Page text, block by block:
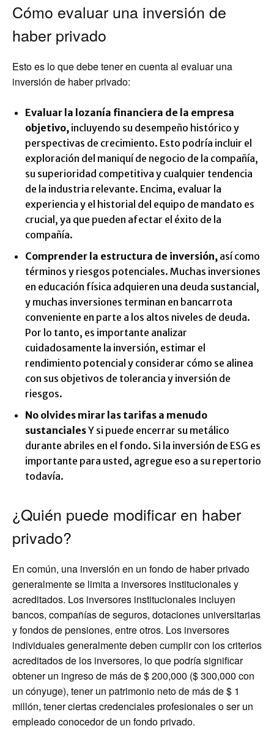
Cómo evaluar una inversión de
haber privado
Esto es lo que debe tener en cuenta al evaluar una
inversión de haber privado:
Evaluar la lozanía financiera de la empresa
objetivo, incluyendo su desempeño histórico y
perspectivas de crecimiento. Esto podría incluir el
exploración del maniquí de negocio de la compañía,
su superioridad competitiva y cualquier tendencia
de la industria relevante. Encima, evaluar la
experiencia y el historial del equipo de mandato es
crucial, ya que pueden afectar el éxito de la
compañía.
Comprender la estructura de inversión, así como
términos y riesgos potenciales. Muchas inversiones
en educación física adquieren una deuda sustancial,
y muchas inversiones terminan en bancarrota
conveniente en parte a los altos niveles de deuda.
Por lo tanto, es importante analizar
cuidadosamente la inversión, estimar el
rendimiento potencial y considerar cómo se alinea
con sus objetivos de tolerancia y inversión de
riesgos.
No olvides mirar las tarifas a menudo
sustancialesY si puede encerrar su metálico
durante abriles en el fondo. Si la inversión de ESG es
importante para usted, agregue eso a su repertorio
todavía.
¿Quién puede modificar en haber
privado?
En común, una inversión en un fondo de haber privado
generalmente se limita a inversores institucionales y
acreditados. Los inversores institucionales incluyen
bancos, compañías de seguros, dotaciones universitarias
y fondos de pensiones, entre otros. Los inversores
individuales generalmente deben cumplir con los criterios
acreditados de los inversores, lo que podría significar
obtener un ingreso de más de $ 200,000 ($ 300,000 con
un cónyuge), tener un patrimonio neto de más de $ 1
millón, tener ciertas credenciales profesionales o ser un
empleado conocedor de un fondo privado.